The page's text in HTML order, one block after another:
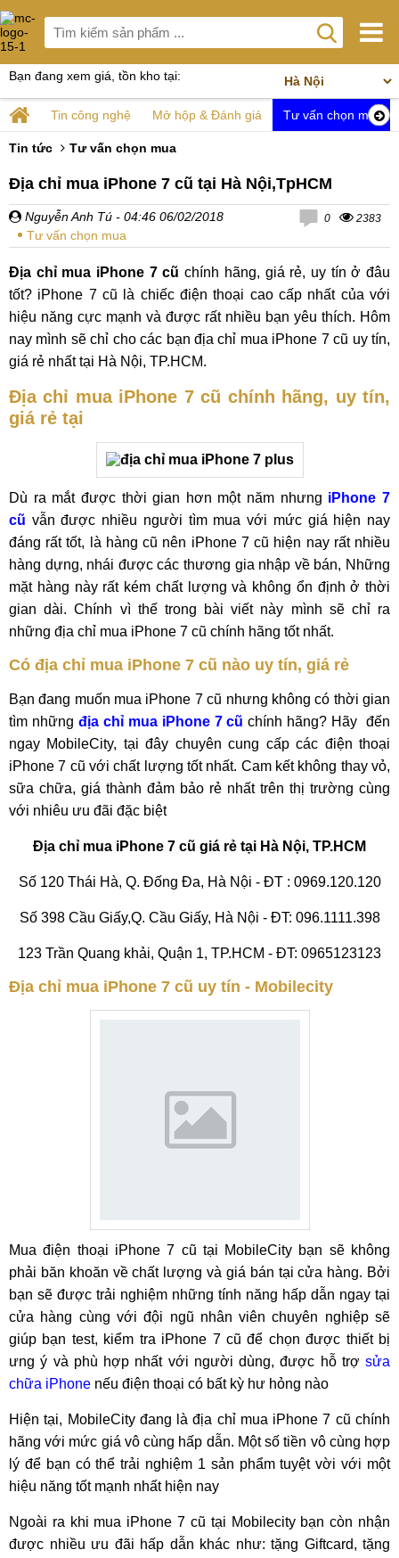
Bạn đang xem giá, tồn kho tại:
Tin công nghệ Mở hộp & Đánh giá Tư vấn chọn mua
Tin tức Tư vấn chọn mua
Địa chỉ mua iPhone 7 cũ tại Hà Nội,TpHCM
Nguyễn Anh Tú - 04:46 06/02/2018
Tư vấn chọn mua
0 2383
Địa chỉ mua iPhone 7 cũchính hãng, giá rẻ, uy tín ở đâu
tốt? iPhone 7 cũ là chiếc điện thoại cao cấp nhất của với
hiệu năng cực mạnh và được rất nhiều bạn yêu thích. Hôm
nay mình sẽ chỉ cho các bạn địa chỉ mua iPhone 7 cũ uy tín,
giá rẻ nhất tại Hà Nội, TP.HCM.
Địa chỉ mua iPhone 7 cũ chính hãng, uy tín,
giá rẻ tại
Dù ra mắt được thời gian hơn một năm nhưng iPhone 7
cũ vẫn được nhiều người tìm mua với mức giá hiện nay
đáng rất tốt, là hàng cũ nên iPhone 7 cũ hiện nay rất nhiều
hàng dựng, nhái được các thương gia nhập về bán, Những
mặt hàng này rất kém chất lượng và không ổn định ở thời
gian dài. Chính vì thế trong bài viết này mình sẽ chỉ ra
những địa chỉ mua iPhone 7 cũ chính hãng tốt nhất.
Có địa chỉ mua iPhone 7 cũ nào uy tín, giá rẻ
Bạn đang muốn mua iPhone 7 cũ nhưng không có thời gian
tìm những địa chỉ mua iPhone 7 cũ chính hãng? Hãy đến
ngay MobileCity, tại đây chuyên cung cấp các điện thoại
iPhone 7 cũ với chất lượng tốt nhất. Cam kết không thay vỏ,
sữa chữa, giá thành đảm bảo rẻ nhất trên thị trường cùng
với nhiêu ưu đãi đặc biệt
Địa chỉ mua iPhone 7 cũ giá rẻ tại Hà Nội, TP.HCM
Số 120 Thái Hà, Q. Đống Đa, Hà Nội - ĐT : 0969.120.120
Số 398 Cầu Giấy,Q. Cầu Giấy, Hà Nội - ĐT: 096.1111.398
123 Trần Quang khải, Quận 1, TP.HCM - ĐT: 0965123123
Địa chỉ mua iPhone 7 cũ uy tín - Mobilecity
Mua điện thoại iPhone 7 cũ tại MobileCity bạn sẽ không
phải băn khoăn về chất lượng và giá bán tại cửa hàng. Bởi
bạn sẽ được trải nghiệm những tính năng hấp dẫn ngay tại
cửa hàng cùng với đội ngũ nhân viên chuyên nghiệp sẽ
giúp bạn test, kiểm tra iPhone 7 cũ để chọn được thiết bị
ưng ý và phù hợp nhất với người dùng, được hỗ trợ sửa
chữa iPhone nếu điện thoại có bất kỳ hư hỏng nào
Hiện tại, MobileCity đang là địa chỉ mua iPhone 7 cũ chính
hãng với mức giá vô cùng hấp dẫn. Một số tiền vô cùng hợp
lý để bạn có thể trải nghiệm 1 sản phẩm tuyệt vời với một
hiệu năng tốt mạnh nhất hiện nay
Ngoài ra khi mua iPhone 7 cũ tại Mobilecity bạn còn nhận
được nhiều ưu đãi hấp dẫn khác như: tặng Giftcard, tặng